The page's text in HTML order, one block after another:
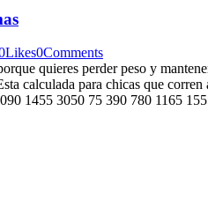
Likes0Comments
quieres perder peso y
calculada para chicas que
1455 3050 75 390 780 1165